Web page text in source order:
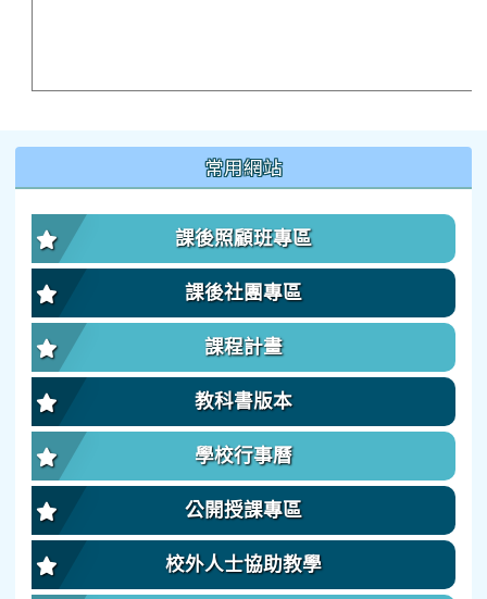
常用網站
課後照顧班專區
課後社團專區
課程計畫
教科書版本
學校行事曆
公開授課專區
校外人士協助教學